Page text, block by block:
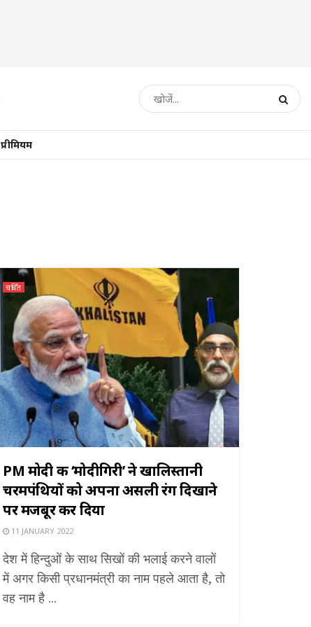
प्रीमियम
चर्चित
PM मोदी की ‘मोदीगिरी’ ने खालिस्तानी
चरमपंथियों को अपना असली रंग दिखाने
पर मजबूर कर दिया
11 JANUARY 2022
देश में हिन्दुओं के साथ सिखों की भलाई करने वालों
में अगर किसी प्रधानमंत्री का नाम पहले आता है, तो
वह नाम है ...